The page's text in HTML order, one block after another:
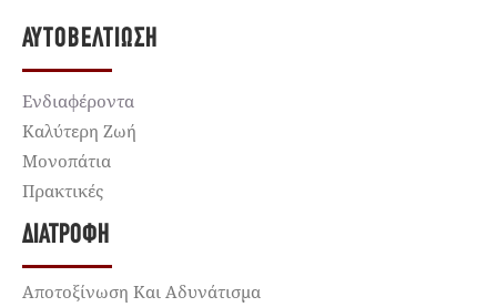
ΑΥΤΟΒΕΛΤΊΩΣΗ
Ενδιαφέροντα
Καλύτερη Ζωή
Μονοπάτια
Πρακτικές
ΔΙΑΤΡΟΦΉ
Αποτοξίνωση Και Αδυνάτισμα